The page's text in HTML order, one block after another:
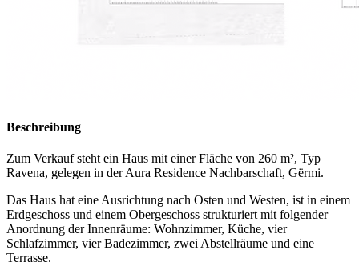
Beschreibung
Zum Verkauf steht ein Haus mit einer Fläche von 260 m², Typ
Ravena, gelegen in der Aura Residence Nachbarschaft, Gërmi.
Das Haus hat eine Ausrichtung nach Osten und Westen, ist in einem
Erdgeschoss und einem Obergeschoss strukturiert mit folgender
Anordnung der Innenräume: Wohnzimmer, Küche, vier
Schlafzimmer, vier Badezimmer, zwei Abstellräume und eine
Terrasse.